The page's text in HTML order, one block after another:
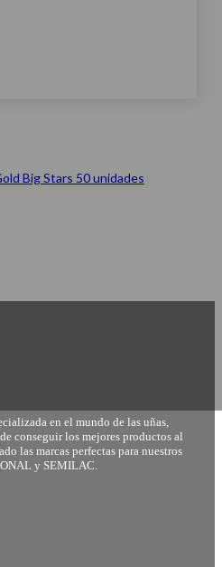
Big Stars 50 unidades
en el mundo de las uñas,
conseguir los mejores productos al
las marcas perfectas para nuestros
y SEMILAC.